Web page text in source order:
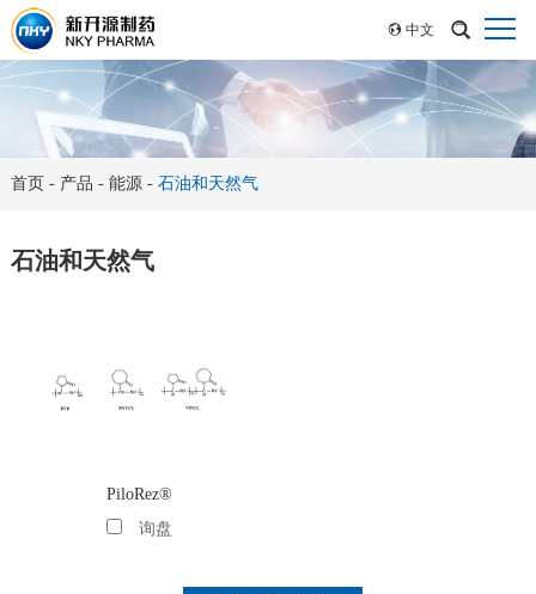
中文
首页 - 产品 - 能源 - 石油和天然气
石油和天然气
PiloRez®
询盘